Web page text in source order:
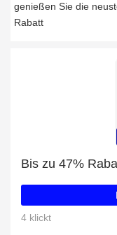
genießen Sie die
Rabatt
4 klickt